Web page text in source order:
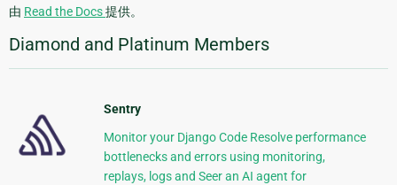
由 Read the Docs提供。
Diamond and Platinum Members
Sentry
Monitor your Django Code Resolve performance
bottlenecks and errors using monitoring,
replays, logs and Seer an AI agent for